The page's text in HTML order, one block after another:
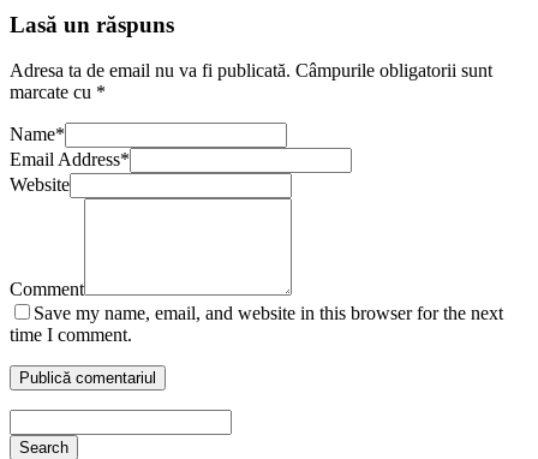
Lasă un răspuns
Adresa ta de email nu va fi publicată. Câmpurile obligatorii sunt
marcate cu *
Name*
Email Address*
Website
Comment
Save my name, email, and website in this browser for the next
time I comment.
Search